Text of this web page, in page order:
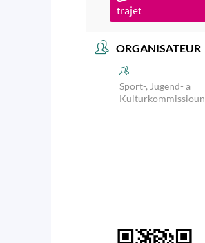
trajet
ORGANISATEUR
Sport-, Jugend- a
Kulturkommissioun